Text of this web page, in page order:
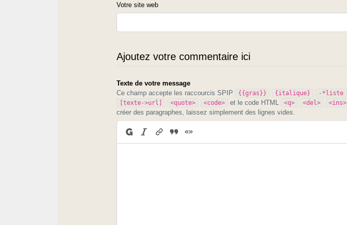
Votre site web
Ajoutez votre commentaire ici
Texte de votre message
Ce champ accepte les raccourcis SPIP
{{gras}} {italique}
-*liste
[texte->url]
<quote> <code> et le code HTML <q> <del> <ins>
créer des paragraphes, laissez simplement des lignes vides.